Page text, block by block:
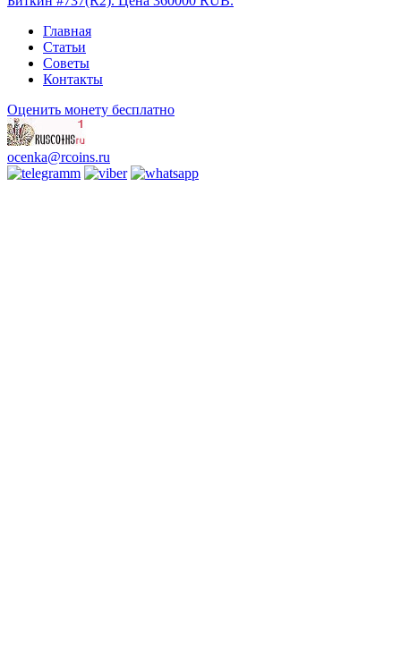
Главная
Статьи
Советы
Контакты
Оценить монету бесплатно
ocenka@rcoins.ru